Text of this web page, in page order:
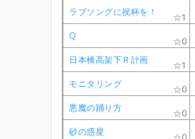
メーベル
0
ODDS & ENDS
0
ドーナツホール
0
メーベル
0
ODDS & ENDS
0
ドーナツホール
0
メーベル
0
ODDS & ENDS
0
ドーナツホール
0
メーベル
0
ODDS & ENDS
0
ドーナツホール
0
ラブソングに祝杯を！
1
Q
0
日本橋高架下Ｒ計画
1
モニタリング
0
悪魔の踊り方
0
砂の惑星
ラブソングに祝杯を！
1
Q
0
日本橋高架下Ｒ計画
1
モニタリング
0
悪魔の踊り方
0
砂の惑星
ラブソングに祝杯を！
1
Q
0
日本橋高架下Ｒ計画
1
モニタリング
0
悪魔の踊り方
0
砂の惑星
ラブソングに祝杯を！
1
Q
0
日本橋高架下Ｒ計画
1
モニタリング
0
悪魔の踊り方
0
砂の惑星